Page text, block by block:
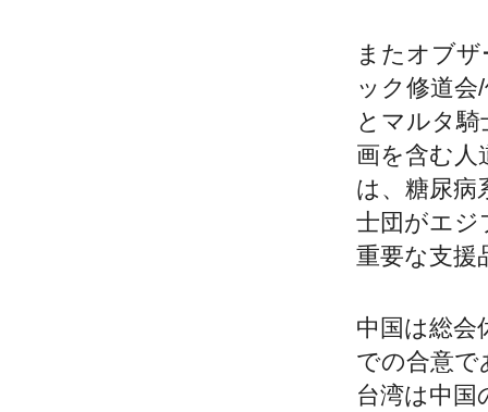
またオブ
ック修道会
とマルタ
画を含む人
は、糖尿病
士団がエジ
重要な支援
中国は総会
での合意で
台湾は中